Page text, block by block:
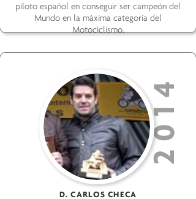
piloto español en conseguir ser campeón del
Mundo en la máxima categoría del
Motociclismo.
2014
D. CARLOS CHECA